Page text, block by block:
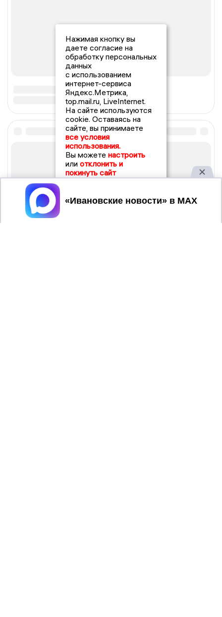
Нажимая кнопку вы
даете согласие на
обработку персональных
данных
с использованием
интернет-сервиса
Яндекс.Метрика,
top.mail.ru, LiveInternet.
На сайте используются
cookie. Оставаясь на
сайте, вы принимаете
все условия
использования.
Вы можете настроить
или отклонить и
покинуть сайт
Принять